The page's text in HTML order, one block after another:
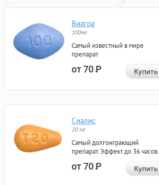
Виагра
100мг
Самый известный в мире
препарат
от 70Р Купить
Сиалис
20 мг
Самый долгоиграющий
препарат. Эффект до 36 часов.
от 70Р Купить